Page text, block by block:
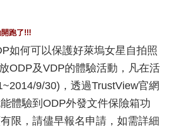
跑了!!!
如何可以保護好萊塢女星自拍照
ODP及VDP的體驗活動，凡在活
9/30)，透過TrustView官網
體驗到ODP外發文件保險箱功
限，請儘早報名申請，如需詳細